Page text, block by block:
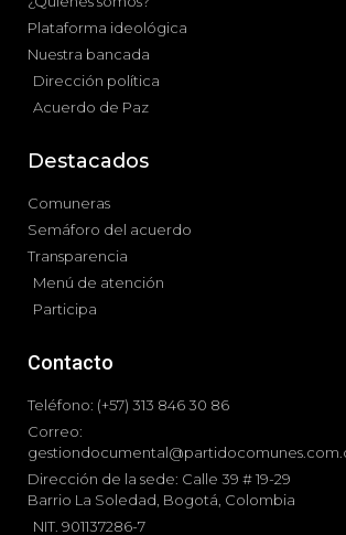
Plataforma ideológica
Nuestra bancada
Dirección política
Acuerdo de Paz
Destacados
Comuneras
Semáforo del acuerdo
Transparencia
Menú de atención
Participa
Contacto
Teléfono: (+57) 313 846 30 86
Correo:
Dirección de la sede: Calle 39 # 19-29
Barrio La Soledad, Bogotá, Colombia
NIT. 901137286-7